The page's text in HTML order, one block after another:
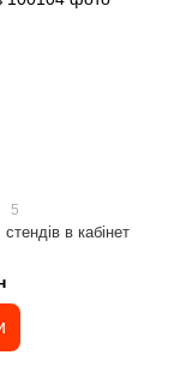
5
в кабінет